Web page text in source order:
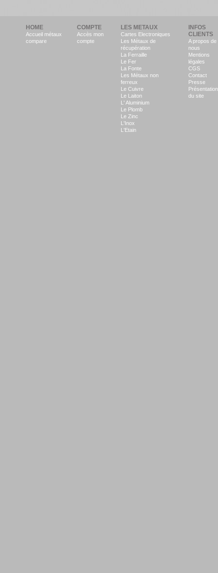
HOME
Accueil métaux
compare
COMPTE
Accès mon
compte
LES METAUX
Cartes Electroniques
Les Métaux de
récupération
La Ferraille
Le Fer
La Fonte
Les Métaux non
ferreux
Le Cuivre
Le Laiton
L' Aluminium
Le Plomb
Le Zinc
L'Inox
L'Etain
INFOS
CLIENTS
A propos de
nous
Mentions
légales
CGS
Contact
Presse
Présentation
du site